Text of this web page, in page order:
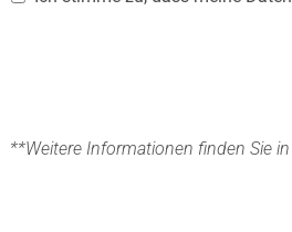
**Weitere Informationen finden Sie